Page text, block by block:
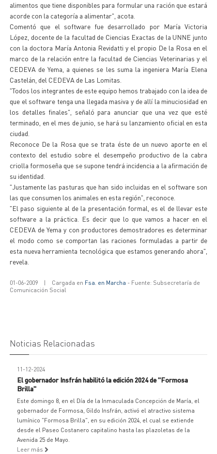
alimentos que tiene disponibles para formular una ración que estará
acorde con la categoría a alimentar", acota.
Comentó que el software fue desarrollado por María Victoria
López, docente de la facultad de Ciencias Exactas de la UNNE junto
con la doctora María Antonia Revidatti y el propio De la Rosa en el
marco de la relación entre la facultad de Ciencias Veterinarias y el
CEDEVA de Yema, a quienes se les suma la ingeniera María Elena
Castelán, del CEDEVA de Las Lomitas.
"Todos los integrantes de este equipo hemos trabajado con la idea de
que el software tenga una llegada masiva y de allí la minuciosidad en
los detalles finales", señaló para anunciar que una vez que esté
terminado, en el mes de junio, se hará su lanzamiento oficial en esta
ciudad.
Reconoce De la Rosa que se trata éste de un nuevo aporte en el
contexto del estudio sobre el desempeño productivo de la cabra
criolla formoseña que se supone tendrá incidencia a la afirmación de
su identidad.
"Justamente las pasturas que han sido incluidas en el software son
las que consumen los animales en esta región", reconoce.
"El paso siguiente al de la presentación formal, es el de llevar este
software a la práctica. Es decir que lo que vamos a hacer en el
CEDEVA de Yema y con productores demostradores es determinar
el modo como se comportan las raciones formuladas a partir de
esta nueva herramienta tecnológica que estamos generando ahora",
revela.
01-06-2009 | Cargada en Fsa. en Marcha - Fuente: Subsecretaría de
Comunicación Social
Noticias Relacionadas
11-12-2024
El gobernador Insfrán habilitó la edición 2024 de "Formosa
Brilla"
Este domingo 8, en el Día de la Inmaculada Concepción de María, el
gobernador de Formosa, Gildo Insfrán, activó el atractivo sistema
lumínico "Formosa Brilla", en su edición 2024, el cual se extiende
desde el Paseo Costanero capitalino hasta las plazoletas de la
Avenida 25 de Mayo.
Leer más